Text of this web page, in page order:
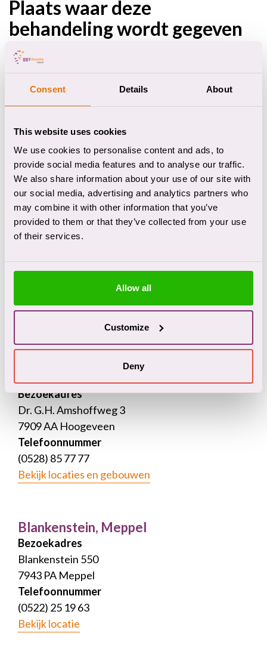
Consent Details About
This website uses cookies
We use cookies to personalise content and ads, to
provide social media features and to analyse our traffic.
We also share information about your use of our site with
our social media, advertising and analytics partners who
may combine it with other information that you’ve
provided to them or that they’ve collected from your use
of their services.
Allow all
Customize
Deny
Plaats waar deze
behandeling wordt gegeven
Bezoekadres
9401 PJ Assen
Telefoonnummer
(0592) 33 42 00
Bekijk locatie
Boermarkeweg, Emmen
Boermarkeweg 70
(0591) 85 60 00
Bezoekadres
Dr. G.H. Amshoffweg 3
7909 AA Hoogeveen
Telefoonnummer
(0528) 85 77 77
Bekijk locaties en gebouwen
Blankenstein, Meppel
Bezoekadres
Blankenstein 550
7943 PA Meppel
Telefoonnummer
(0522) 25 19 63
Bekijk locatie